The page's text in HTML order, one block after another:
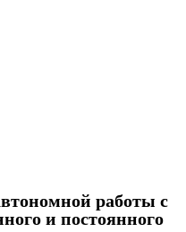
работы с
и постоянного